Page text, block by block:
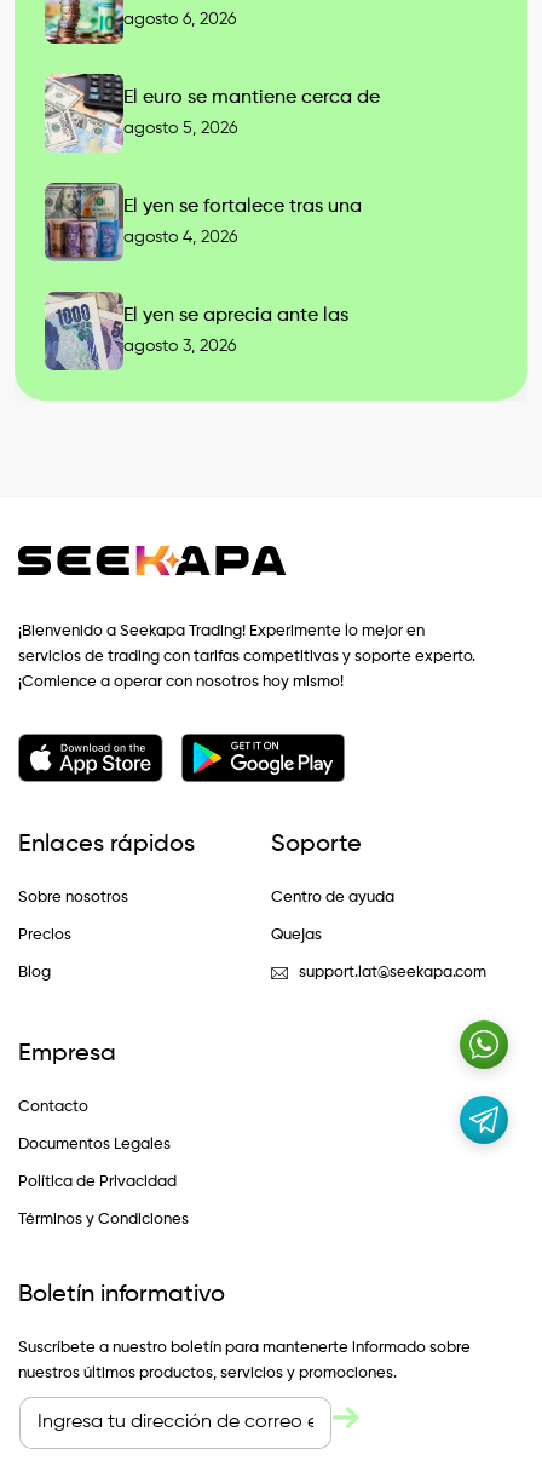
agosto 6, 2026
El euro se mantiene cerca de
agosto 5, 2026
El yen se fortalece tras una
agosto 4, 2026
El yen se aprecia ante las
agosto 3, 2026
¡Bienvenido a Seekapa Trading! Experimente lo mejor en
servicios de trading con tarifas competitivas y soporte experto.
¡Comience a operar con nosotros hoy mismo!
Enlaces rápidos
Sobre nosotros
Precios
Blog
Soporte
Centro de ayuda
Quejas
support.lat@seekapa.com
Empresa
Contacto
Documentos Legales
Política de Privacidad
Términos y Condiciones
Boletín informativo
Suscríbete a nuestro boletín para mantenerte informado sobre
nuestros últimos productos, servicios y promociones.